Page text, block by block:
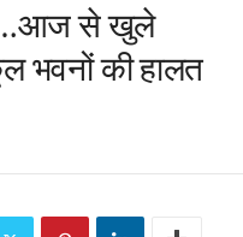
से खुले
की हालत